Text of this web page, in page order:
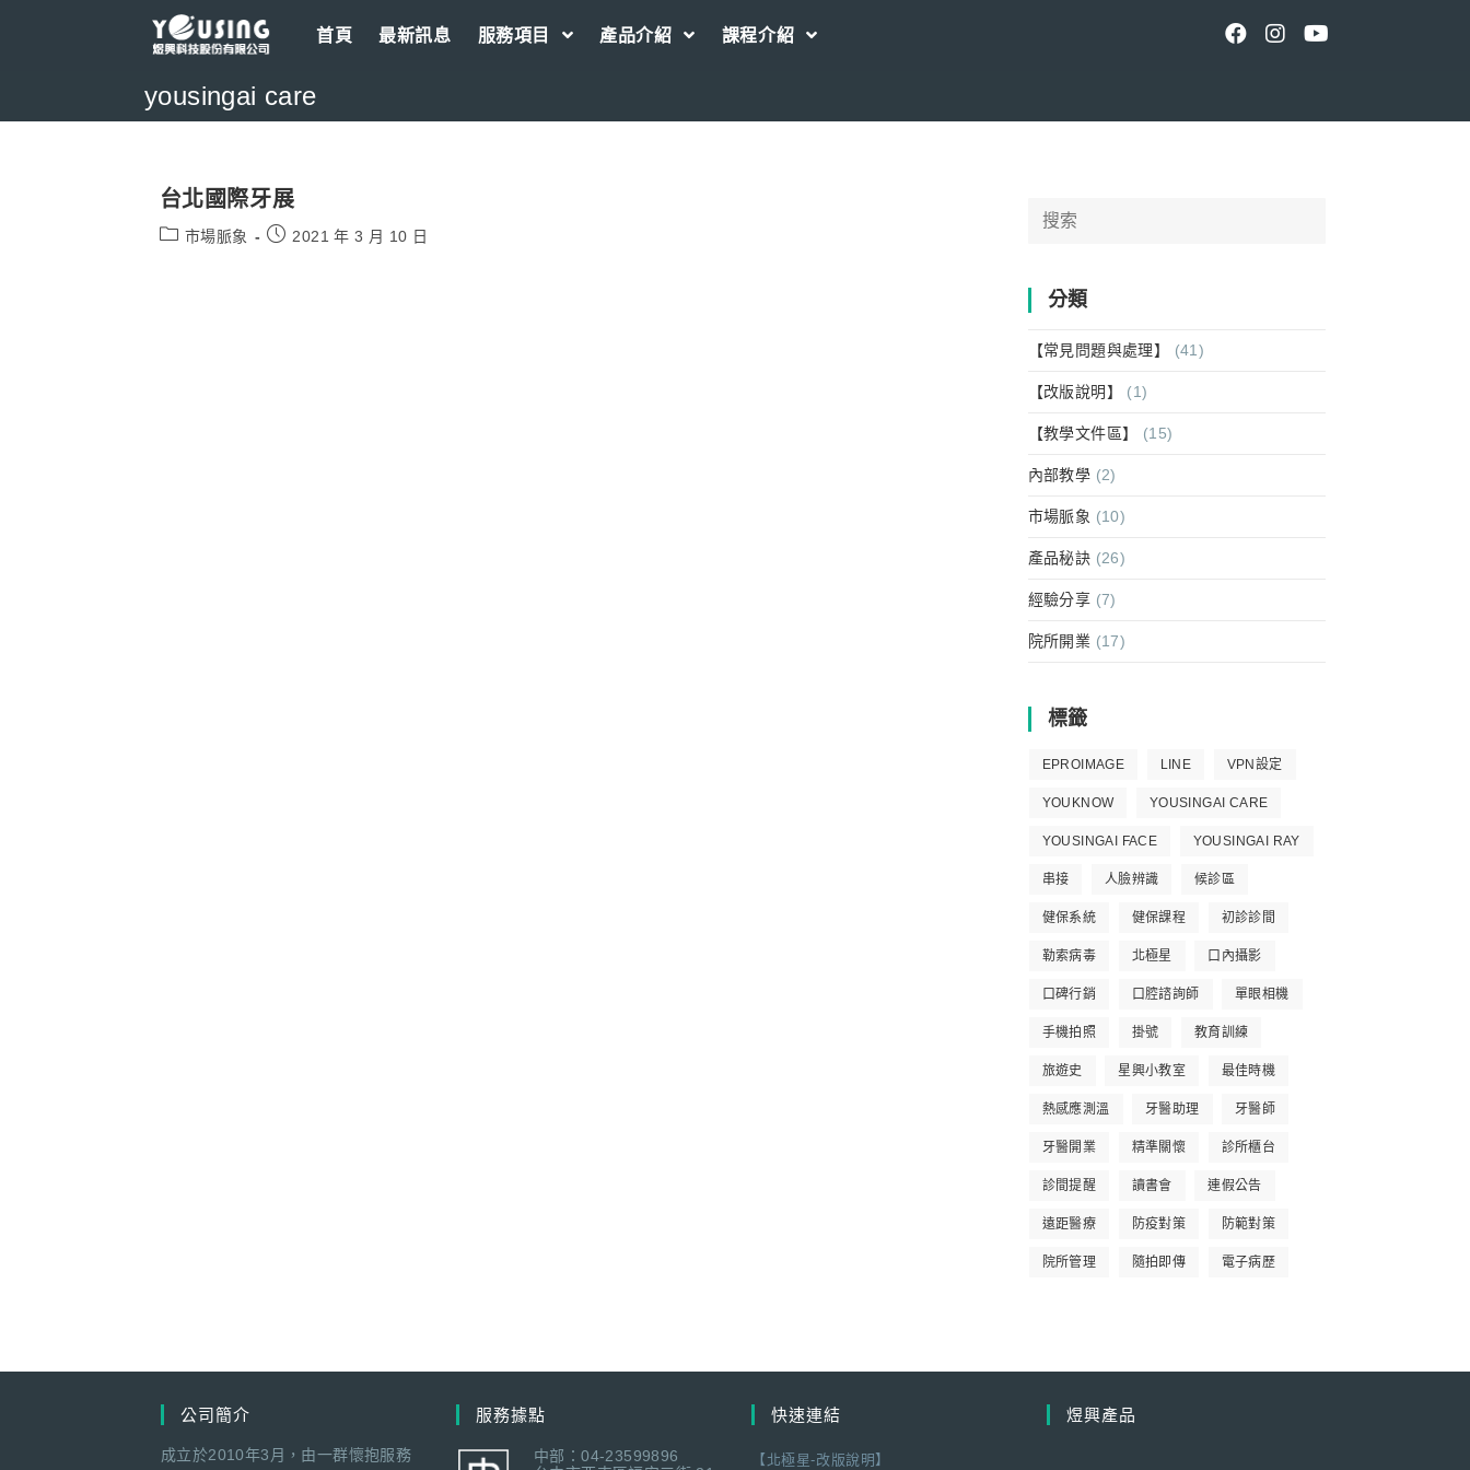
首頁 最新訊息 服務項目 產品介紹 課程介紹
yousingai care
台北國際牙展
Post市場脈象
Post2021 年 3 月 10 日
Search
分類
【常見問題與處理】 (41)
【改版說明】 (1)
【教學文件區】 (15)
內部教學 (2)
市場脈象 (10)
產品秘訣 (26)
經驗分享 (7)
院所開業 (17)
標籤
EPROIMAGE LINE VPN設定
YOUKNOW YOUSINGAI CARE
YOUSINGAI FACE YOUSINGAI RAY
串接 人臉辨識 候診區
健保系統 健保課程 初診診間
勒索病毒 北極星 口內攝影
口碑行銷 口腔諮詢師 單眼相機
手機拍照 掛號 教育訓練
旅遊史 星興小教室 最佳時機
熱感應測溫 牙醫助理 牙醫師
牙醫開業 精準關懷 診所櫃台
診間提醒 讀書會 連假公告
遠距醫療 防疫對策 防範對策
院所管理 隨拍即傳 電子病歷
公司簡介
成立於2010年3月，由一群懷抱服務
服務據點
中部：04-23599896
快速連結
【北極星-改版說明】
煜興產品